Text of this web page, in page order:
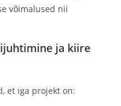
võimalused nii
ja kiire
et iga projekt on: